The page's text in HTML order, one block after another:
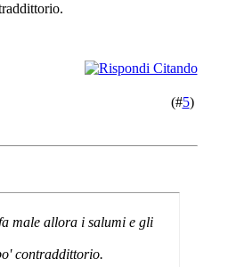
(#5)
male allora i salumi e gli
contraddittorio.